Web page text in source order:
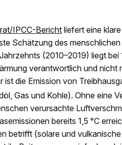
IPCC-Bericht liefert eine
Schätzung des
(2010–2019) liegt bei
verantwortlich und nicht
ist die Emission von
Gas und Kohle). Ohne eine
verursachte
bereits 1,5 °C
betrifft (solare und